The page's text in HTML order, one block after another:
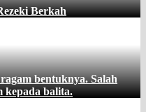
Berkah
bentuknya. Salah
kepada balita.